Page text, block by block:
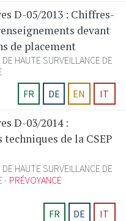
D-05/2013 : Chiffres-
devant
de placement
HAUTE SURVEILLANCE DE
FR
DE EN IT
D-03/2014 :
de la CSEP
HAUTE SURVEILLANCE DE
PRÉVOYANCE
FR
DE IT